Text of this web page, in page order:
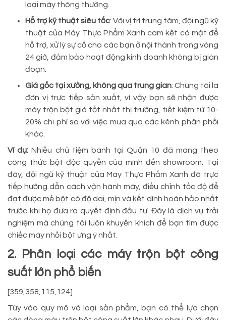
loại máy thông thường.
Hỗ trợ kỹ thuật siêu tốc: Với vị trí trung tâm, đội ngũ kỹ
thuật của Máy Thực Phẩm Xanh cam kết có mặt để
hỗ trợ, xử lý sự cố cho các bạn ở nội thành trong vòng
24 giờ, đảm bảo hoạt động kinh doanh không bị gián
đoạn.
Giá gốc tại xưởng, không qua trung gian: Chúng tôi là
đơn vị trực tiếp sản xuất, vì vậy bạn sẽ nhận được
máy trộn bột giá tốt nhất thị trường, tiết kiệm từ 10-
20% chi phí so với việc mua qua các kênh phân phối
khác.
Ví dụ:Nhiều chủ tiệm bánh tại Quận 10 đã mang theo
công thức bột độc quyền của mình đến showroom. Tại
đây, đội ngũ kỹ thuật của Máy Thực Phẩm Xanh đã trực
tiếp hướng dẫn cách vận hành máy, điều chỉnh tốc độ để
đạt được mẻ bột có độ dai, mịn và kết dính hoàn hảo nhất
trước khi họ đưa ra quyết định đầu tư. Đây là dịch vụ trải
nghiệm mà chúng tôi luôn khuyến khích để bạn tìm được
chiếc máy nhồi bột ưng ý nhất.
2. Phân loại các máy trộn bột công
suất lớn phổ biến
[359,358,115,124]
Tùy vào quy mô và loại sản phẩm, bạn có thể lựa chọn